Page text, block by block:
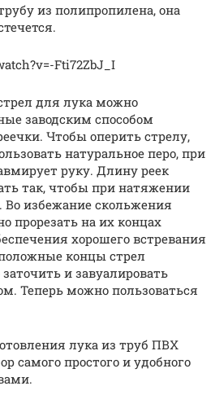
из полипропилена, она
Fti72ZbJ_I
для лука можно
заводским способом
Чтобы оперить стрелу,
натуральное перо, при
руку. Длину реек
так, чтобы при натяжении
Во избежание скольжения
прорезать на их концах
хорошего встревания
концы стрел
и завуалировать
Теперь можно пользоваться
лука из труб ПВХ
самого простого и удобного